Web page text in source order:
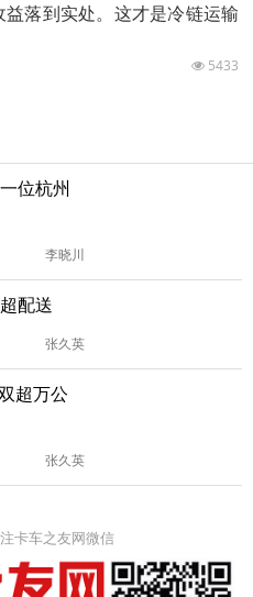
落到实处。这才是冷链运输
5433
位杭州
李晓川
配送
张久英
超万公
张久英
卡车之友网微信